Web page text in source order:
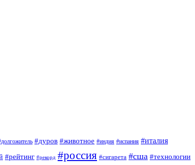
#дуров #животное #индия #испания #италия
#рейтинг #рекорд #россия #сигарета #сша #технологии